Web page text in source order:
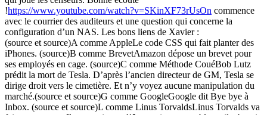
!https://www.youtube.com/watch?v=SKinXF73rUsOn commence
avec le courrier des auditeurs et une question qui concerne la
configuration d’un NAS. Les bons liens de Xavier :
(source et source)A comme AppleLe code CSS qui fait planter des
iPhones. (source)B comme BrevetAmazon dépose un brevet pour
ses employés en cage. (source)C comme Méthode CouéBob Lutz
prédit la mort de Tesla. D’après l’ancien directeur de GM, Tesla se
dirige droit vers le cimetière. Et n’y voyez aucune manipulation du
marché.(source et source)G comme GoogleGoogle dit Bye bye à
Inbox. (source et source)L comme Linus TorvaldsLinus Torvalds va